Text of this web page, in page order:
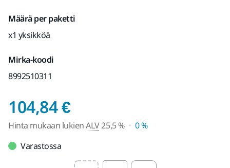
Määrä per paketti
x1 yksikköä
Mirka-koodi
8992510311
104,84 €Hinta mukaan
Hinta mukaan lukienALV25,5 %
0 %
Varastossa